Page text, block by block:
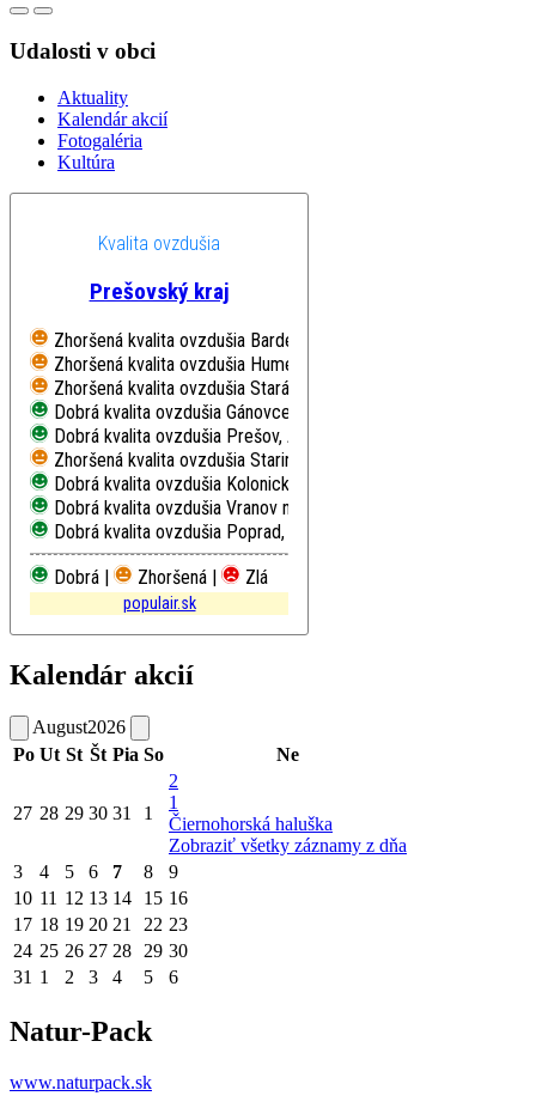
Udalosti v obci
Aktuality
Kalendár akcií
Fotogaléria
Kultúra
Kvalita ovzdušia
Prešovský kraj
Zhoršená kvalita ovzdušia Bardejov, Pod Vinbargom
Zhoršená kvalita ovzdušia Humenné, Nám. Slobody
Zhoršená kvalita ovzdušia Stará Lesná, AÚ SAV, EMEP
Dobrá kvalita ovzdušia Gánovce, Meteo. st.
Dobrá kvalita ovzdušia Prešov, Arm. gen. L. Svobodu
Zhoršená kvalita ovzdušia Starina, Vodná nádrž, EMEP
Dobrá kvalita ovzdušia Kolonické sedlo, Hvezdáreň
Dobrá kvalita ovzdušia Vranov nad Topľou, M. R. Štefánika
Dobrá kvalita ovzdušia Poprad, Železničná
Dobrá |
Zhoršená | Zlá
populair.sk
Kalendár akcií
August2026
Po Ut St Št Pia So Ne
27 28 29 30 31 1
2
1
Čiernohorská haluška
Zobraziť všetky záznamy z dňa
3
4 5 6 7 8
9
10 11 12 13 14 15 16
17 18 19 20 21 22 23
24 25 26 27 28 29 30
31 1 2 3 4 5 6
Natur-Pack
www.naturpack.sk